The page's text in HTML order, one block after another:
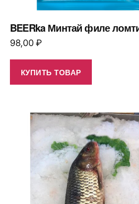
BEERka Минтай филе
98,00₽
КУПИТЬ ТОВАР